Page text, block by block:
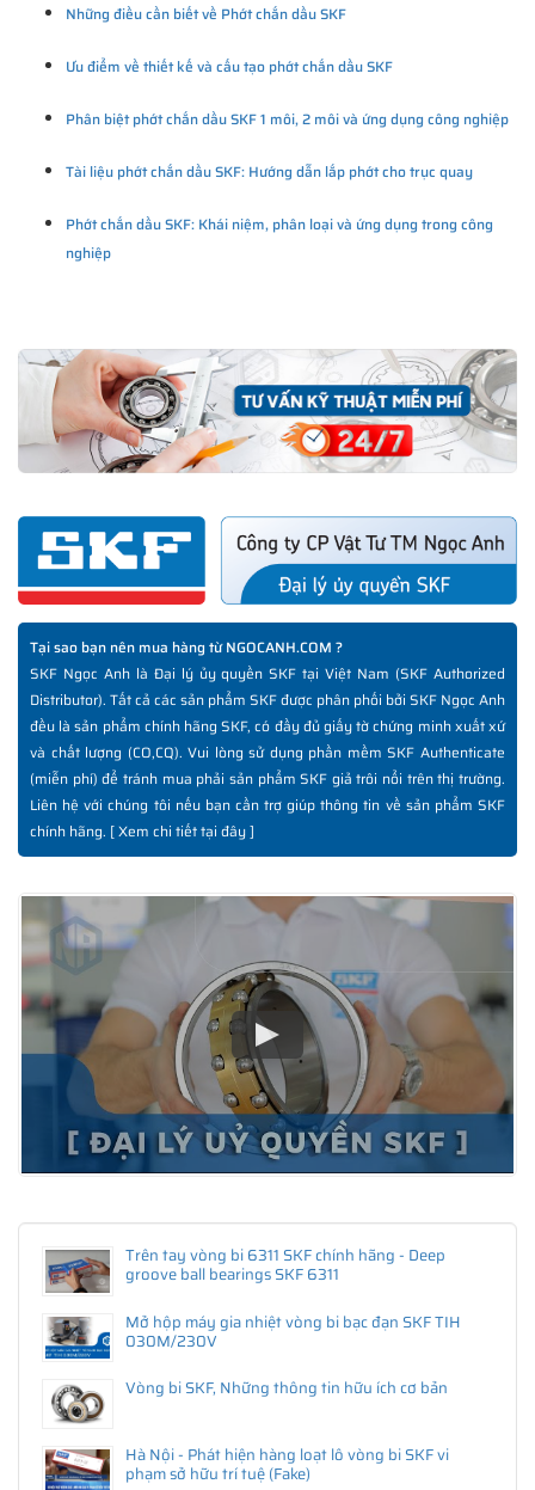
Những điều cần biết về Phớt chắn dầu SKF
Ưu điểm về thiết kế và cấu tạo phớt chắn dầu SKF
Phân biệt phớt chắn dầu SKF 1 môi, 2 môi và ứng dụng công nghiệp
Tài liệu phớt chắn dầu SKF: Hướng dẫn lắp phớt cho trục quay
Phớt chắn dầu SKF: Khái niệm, phân loại và ứng dụng trong công
nghiệp
Tại sao bạn nên mua hàng từ NGOCANH.COM ?
SKF Ngọc Anh là Đại lý ủy quyền SKF tại Việt Nam (SKF Authorized
Distributor). Tất cả các sản phẩm SKF được phân phối bởi SKF Ngọc Anh
đều là sản phẩm chính hãng SKF, có đầy đủ giấy tờ chứng minh xuất xứ
và chất lượng (CO,CQ). Vui lòng sử dụng phần mềm SKF Authenticate
(miễn phí) để tránh mua phải sản phẩm SKF giả trôi nổi trên thị trường.
Liên hệ với chúng tôi nếu bạn cần trợ giúp thông tin về sản phẩm SKF
chính hãng. [Xem chi tiết tại đây]
Trên tay vòng bi 6311 SKF chính hãng - Deep
groove ball bearings SKF 6311
Mở hộp máy gia nhiệt vòng bi bạc đạn SKF TIH
030M/230V
Vòng bi SKF, Những thông tin hữu ích cơ bản
Hà Nội - Phát hiện hàng loạt lô vòng bi SKF vi
phạm sở hữu trí tuệ (Fake)